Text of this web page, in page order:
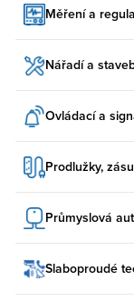
Měření a
Nářadí a
Ovládací a
Prodlužky,
Průmyslová
Slaboproudé